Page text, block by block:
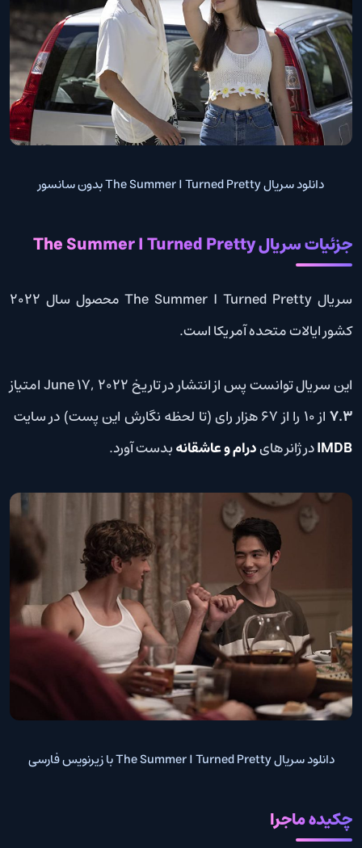
دانلود سریال The Summer I Turned Pretty بدون سانسور
جزئیات سریال The Summer I Turned Pretty
سریال The Summer I Turned Pretty محصول سال 2022
کشور ایالات متحده آمریکا است.
این سریال توانست پس از انتشار در تاریخ June 17, 2022 امتیاز
7.3از 10 را از 67 هزار رای (تا لحظه نگارش این پست) در سایت
IMDBدر ژانر هایدرام و عاشقانهبدست آورد.
دانلود سریال The Summer I Turned Pretty با زیرنویس فارسی
چکیده ماجرا